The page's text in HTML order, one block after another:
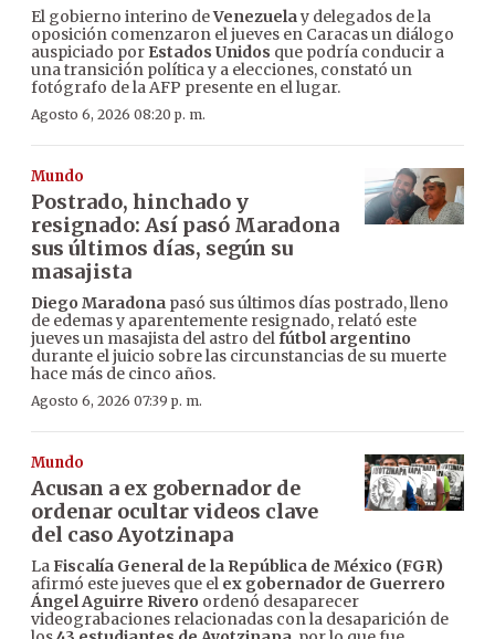
El gobierno interino deVenezuelay delegados de la
oposición comenzaron el jueves en Caracas un diálogo
auspiciado por Estados Unidos que podría conducir a
una transición política y a elecciones, constató un
fotógrafo de la AFP presente en el lugar.
Agosto 6, 2026 08:20 p. m.
Mundo
Postrado, hinchado y
resignado: Así pasó Maradona
sus últimos días, según su
masajista
Diego Maradona pasó sus últimos días postrado, lleno
de edemas y aparentemente resignado, relató este
jueves un masajista del astro delfútbol argentino
durante el juicio sobre las circunstancias de su muerte
hace más de cinco años.
Agosto 6, 2026 07:39 p. m.
Mundo
Acusan a ex gobernador de
ordenar ocultar videos clave
del caso Ayotzinapa
LaFiscalía General de la República de México (FGR)
afirmó este jueves que el ex gobernador de Guerrero
Ángel Aguirre Rivero ordenó desaparecer
videograbaciones relacionadas con la desaparición de